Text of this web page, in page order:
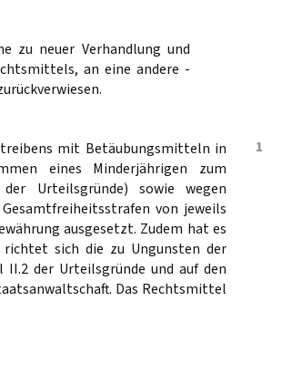
zu neuer Verhandlung und
an eine andere -
1
mit Betäubungsmitteln in
eines Minderjährigen zum
Urteilsgründe) sowie wegen
von jeweils
ausgesetzt. Zudem hat es
richtet sich die zu Ungunsten der
der Urteilsgründe und auf den
Das Rechtsmittel